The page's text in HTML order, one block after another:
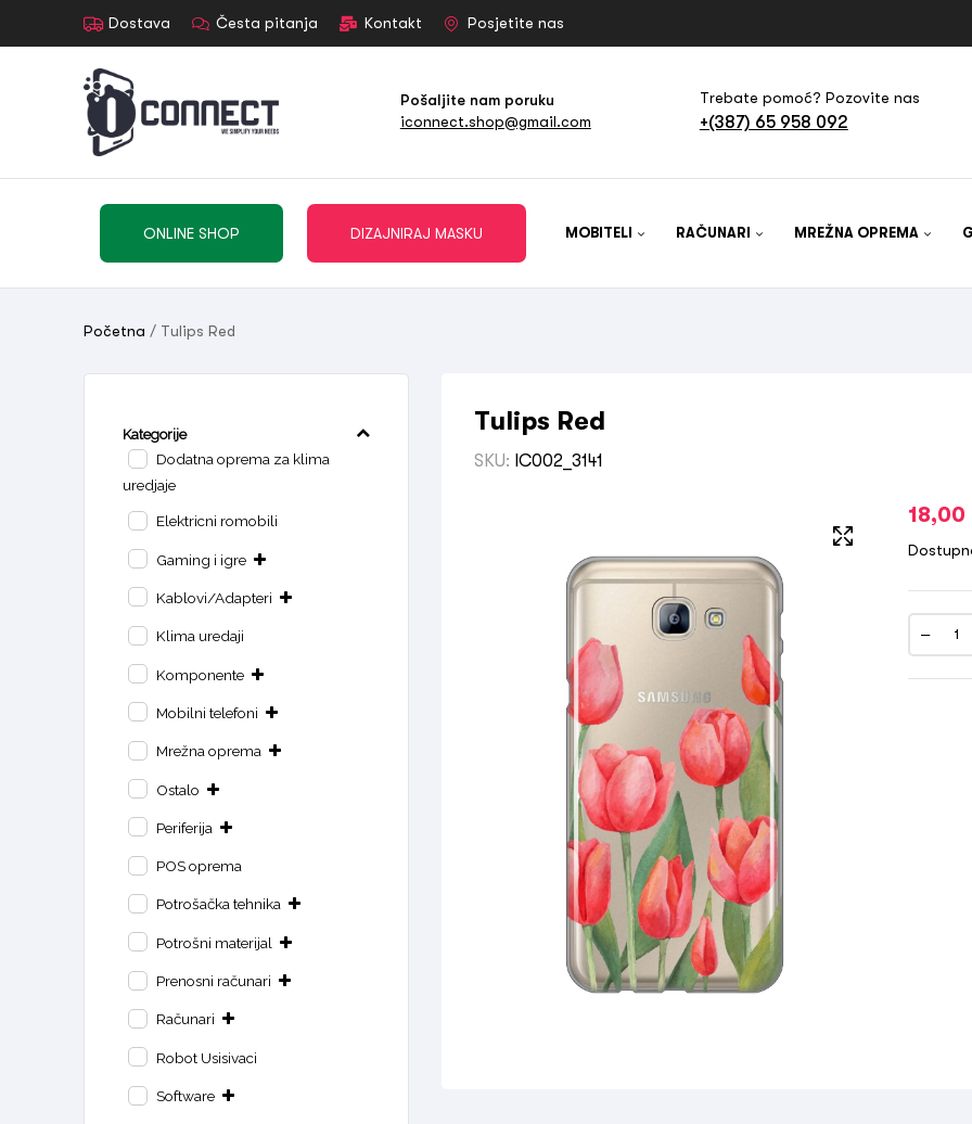
Dostava Česta pitanja Kontakt Posjetite nas
Pošaljite nam poruku
iconnect.shop@gmail.com
Trebate pomoć? Pozovite nas
+(387) 65 958 092
ONLINE SHOP DIZAJNIRAJ MASKU MOBITELI RAČUNARI MREŽNA OPREMA
Početna / Tulips Red
Tulips Red
SKU: IC002_3141
18,00
Kategorije
Dodatna oprema za klima
uredjaje
Elektricni romobili
Gaming i igre
Kablovi/Adapteri
Klima uredaji
Komponente
Mobilni telefoni
Mrežna oprema
Ostalo
Periferija
POS oprema
Potrošačka tehnika
Potrošni materijal
Prenosni računari
Računari
Robot Usisivaci
Software